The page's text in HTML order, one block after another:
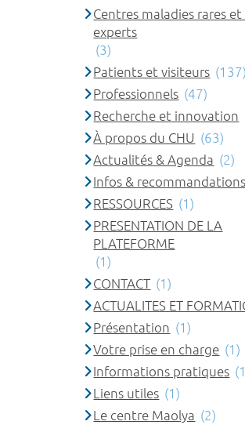
Centres maladies rares
experts
(3)
Patients et visiteurs (137)
Professionnels (47)
Recherche et innovation
À propos du CHU (63)
Actualités & Agenda (2)
Infos & recommandations
RESSOURCES (1)
PRESENTATION DE LA
PLATEFORME
(1)
CONTACT (1)
ACTUALITES ET
Présentation (1)
Votre prise en charge (1)
Informations pratiques
Liens utiles (1)
Le centre Maolya (2)